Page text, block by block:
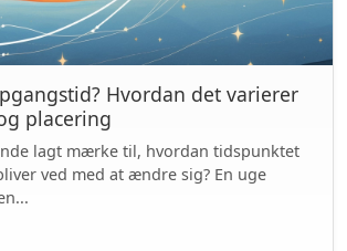
Hvordan det varierer
placering
lagt mærke til, hvordan tidspunktet
ved med at ændre sig? En uge